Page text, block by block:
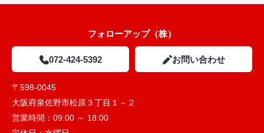
フォローアップ（株）
072-424-5392 お問い合わせ
〒598-0045
大阪府泉佐野市松原３丁目１－２
営業時間： 09:00 ～ 18:00